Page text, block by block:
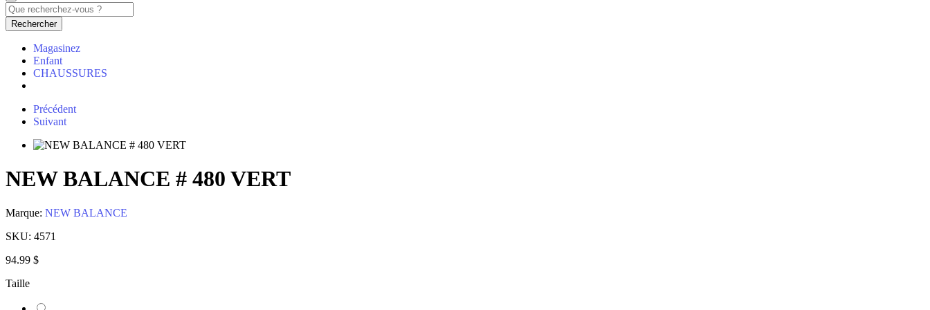
Rechercher
Magasinez
Enfant
CHAUSSURES
Précédent
Suivant
NEW BALANCE # 480 VERT
Marque: NEW BALANCE
SKU: 4571
94.99 $
Taille